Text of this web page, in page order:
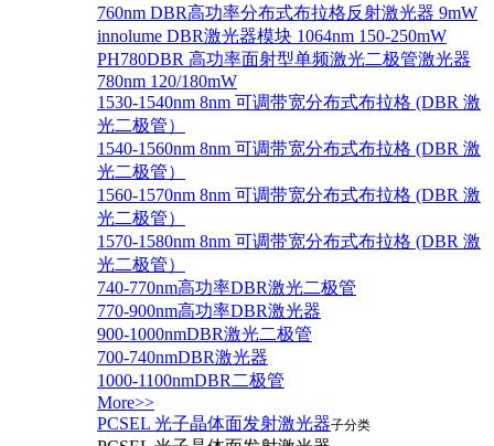
760nm DBR高功率分布式布拉格反射激光器 9mW
innolume DBR激光器模块 1064nm 150-250mW
PH780DBR 高功率面射型单频激光二极管激光器
780nm 120/180mW
1530-1540nm 8nm 可调带宽分布式布拉格 (DBR 激
光二极管）
1540-1560nm 8nm 可调带宽分布式布拉格 (DBR 激
光二极管）
1560-1570nm 8nm 可调带宽分布式布拉格 (DBR 激
光二极管）
1570-1580nm 8nm 可调带宽分布式布拉格 (DBR 激
光二极管）
740-770nm高功率DBR激光二极管
770-900nm高功率DBR激光器
900-1000nmDBR激光二极管
700-740nmDBR激光器
1000-1100nmDBR二极管
More>>
PCSEL 光子晶体面发射激光器子分类